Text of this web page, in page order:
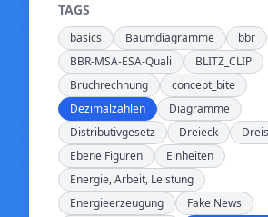
TAGS
basics Baumdiagramme
bbr
BBR-MSA-ESA-Quali
BLITZ_CLIP
Bruchrechnung
concept_bite
Dezimalzahlen
Diagramme
Distributivgesetz
Dreieck
Ebene Figuren
Einheiten
Energie, Arbeit, Leistung
Energieerzeugung
Fake News